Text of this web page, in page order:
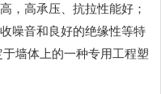
，高承压、抗拉性能好；
噪音和良好的绝缘性等特
墙体上的一种专用工程塑